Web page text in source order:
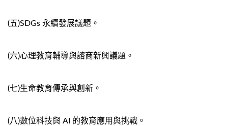
(五)SDGs 永續發展議題。
(六)心理教育輔導與諮商新興議題。
(七)生命教育傳承與創新。
(八)數位科技與 AI 的教育應用與挑戰。